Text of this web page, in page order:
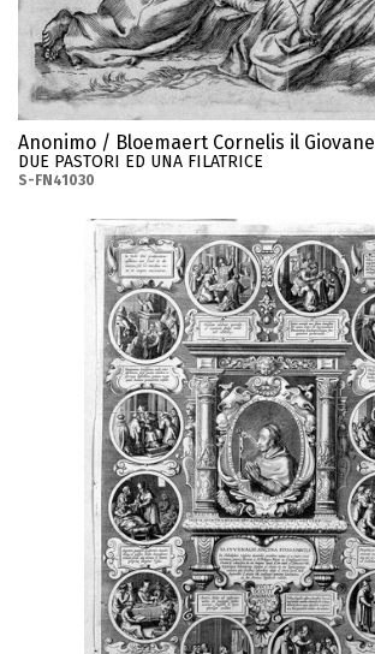
Anonimo / Bloemaert Cornelis il Giovane
DUE PASTORI ED UNA FILATRICE
S-FN41030